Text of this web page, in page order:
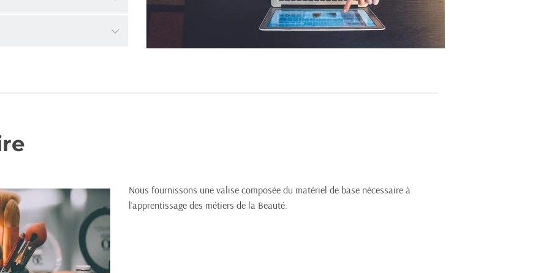
pouvoir communiquer en
Nous fournissons une valise composée du matériel de base nécessaire à
l‘apprentissage des métiers de la Beauté.